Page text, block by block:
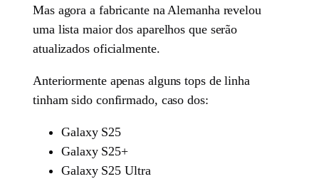
Mas agora a fabricante na Alemanha revelou
uma lista maior dos aparelhos que serão
atualizados oficialmente.
Anteriormente apenas alguns tops de linha
tinham sido confirmado, caso dos:
Galaxy S25
Galaxy S25+
Galaxy S25 Ultra